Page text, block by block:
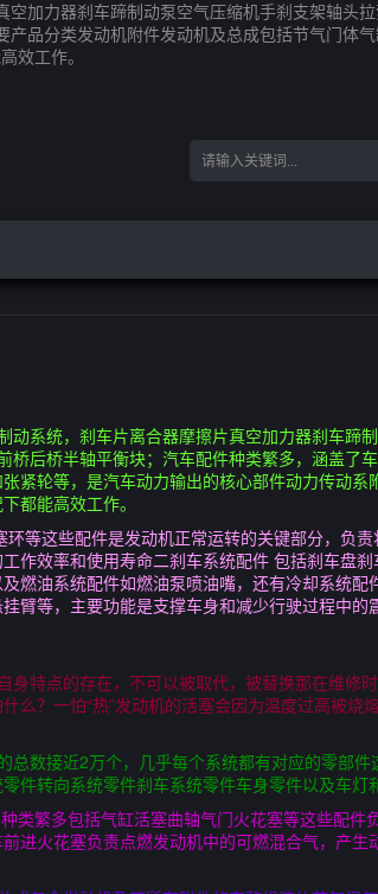
加力器刹车蹄制动泵空气压缩机手刹支架轴头
品分类发动机附件发动机及总成包括节气门体
效工作。
系统，刹车片离合器摩擦片真空加力器刹车蹄
后桥半轴平衡块；汽车配件种类繁多，涵盖了
紧轮等，是汽车动力输出的核心部件动力传动系
都能高效工作。
等这些配件是发动机正常运转的关键部分，负
作效率和使用寿命二刹车系统配件 包括刹车盘
燃油系统配件如燃油泵喷油嘴，还有冷却系统配
臂等，主要功能是支撑车身和减少行驶过程中的
特点的存在，不可以被取代，被替换那在维修
么？一怕“热”发动机的活塞会因为温度过高被烧
数接近2万个，几乎每个系统都有对应的零部件
转向系统零件刹车系统零件车身零件以及车灯
类繁多包括气缸活塞曲轴气门火花塞等这些配件
进火花塞负责点燃发动机中的可燃混合气，产生